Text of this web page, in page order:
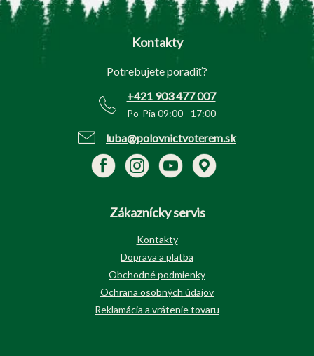
Kontakty
Potrebujete poradiť?
+421 903 477 007
Po-Pia 09:00 - 17:00
luba@polovnictvoterem.sk
Zákaznícky servis
Kontakty
Doprava a platba
Obchodné podmienky
Ochrana osobných údajov
Reklamácia a vrátenie tovaru